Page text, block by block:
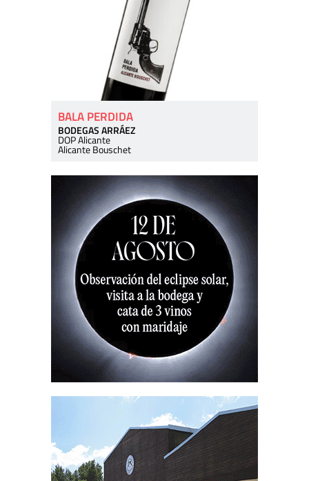
BALA PERDIDA
BODEGAS ARRÁEZ
DOP Alicante
Alicante Bouschet